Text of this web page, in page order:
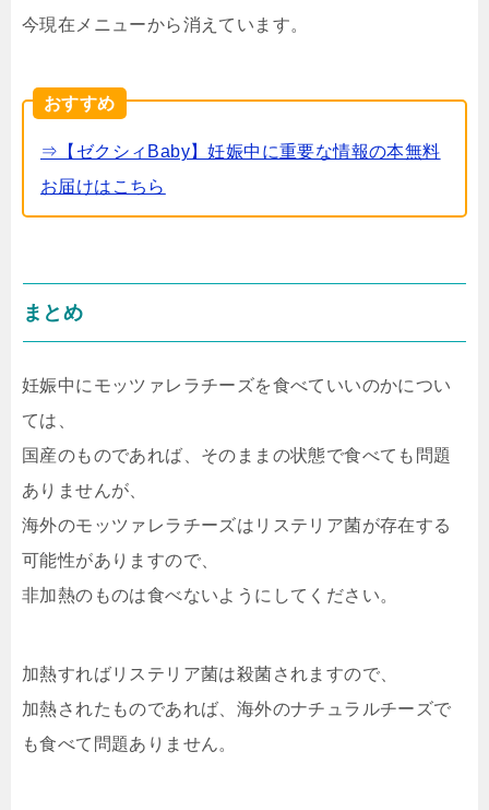
今現在メニューから消えています。
おすすめ
⇒【ゼクシィBaby】妊娠中に重要な情報の本無料
お届けはこちら
まとめ
妊娠中にモッツァレラチーズを食べていいのかについ
ては、
国産のものであれば、そのままの状態で食べても問題
ありませんが、
海外のモッツァレラチーズはリステリア菌が存在する
可能性がありますので、
非加熱のものは食べないようにしてください。
加熱すればリステリア菌は殺菌されますので、
加熱されたものであれば、海外のナチュラルチーズで
も食べて問題ありません。